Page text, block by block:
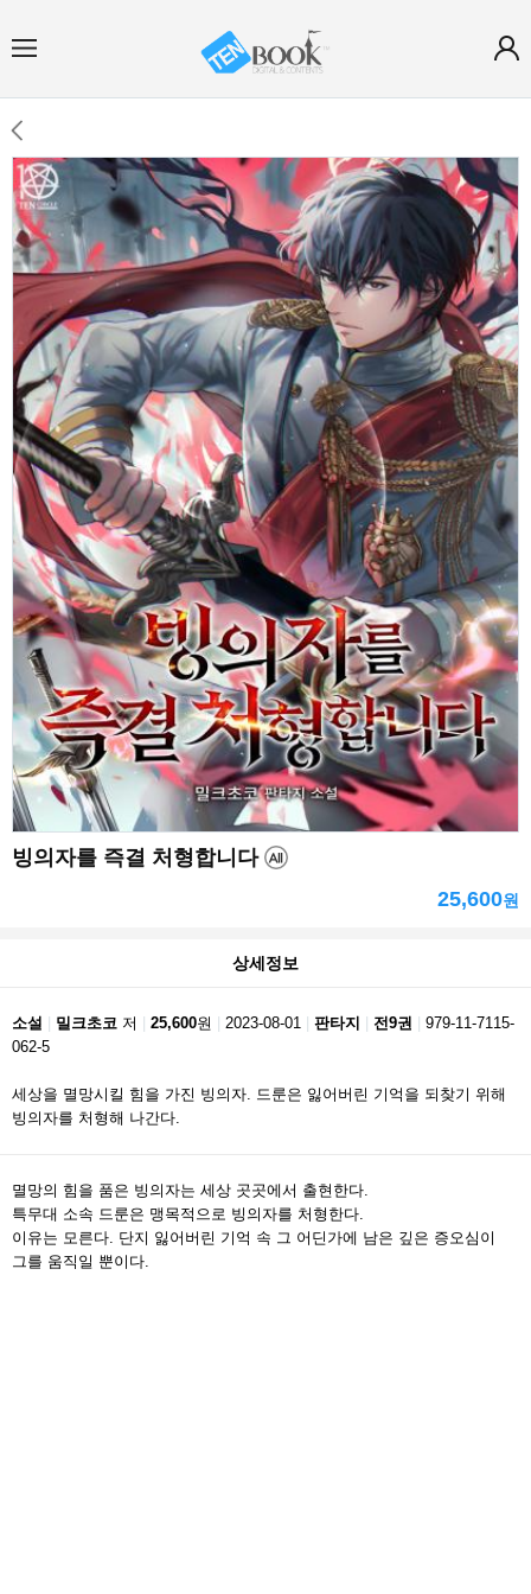
빙의자를 즉결 처형합니다
25,600원
상세정보
소설 밀크초코 저 25,600원 2023-08-01 판타지 전9권
979-11-7115-
062-5
세상을 멸망시킬 힘을 가진 빙의자. 드룬은 잃어버린 기억을 되찾기 위해
빙의자를 처형해 나간다.
멸망의 힘을 품은 빙의자는 세상 곳곳에서 출현한다.
특무대 소속 드룬은 맹목적으로 빙의자를 처형한다.
이유는 모른다. 단지 잃어버린 기억 속 그 어딘가에 남은 깊은 증오심이
그를 움직일 뿐이다.